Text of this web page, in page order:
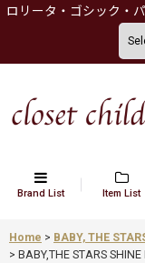
ロリータ・ゴシック・
Brand List Item List
Home > BABY, THE
> BABY,THE STARS